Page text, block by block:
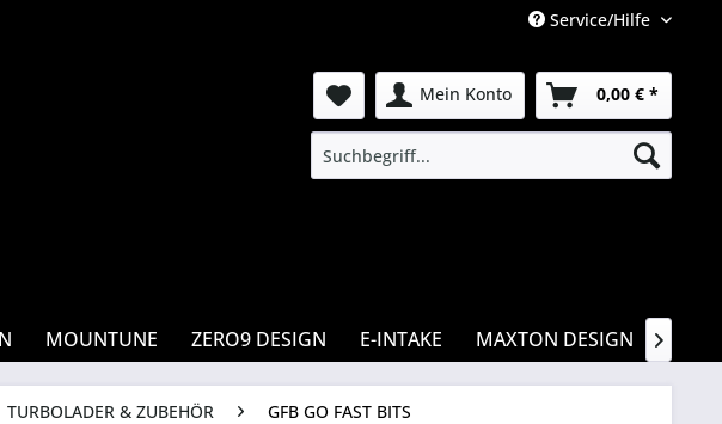
Service/Hilfe
Mein Konto 0,00 € *
MOUNTUNE ZERO9 DESIGN E-INTAKE MAXTON DESIGN 
TURBOLADER & ZUBEHÖR GFB GO FAST BITS